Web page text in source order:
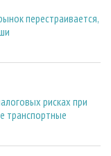
перестраивается,
рисках при
транспортные